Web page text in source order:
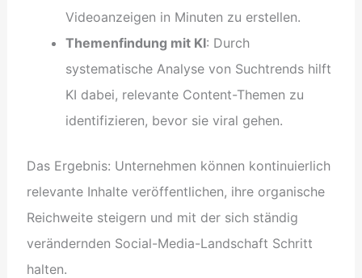
Videoanzeigen in Minuten zu erstellen.
Themenfindung mit KI: Durch
systematische Analyse von Suchtrends hilft
KI dabei, relevante Content-Themen zu
identifizieren, bevor sie viral gehen.
Das Ergebnis: Unternehmen können kontinuierlich
relevante Inhalte veröffentlichen, ihre organische
Reichweite steigern und mit der sich ständig
verändernden Social-Media-Landschaft Schritt
halten.